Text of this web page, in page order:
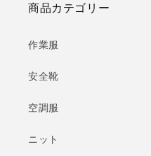
商品カテゴリー
作業服
安全靴
空調服
ニット